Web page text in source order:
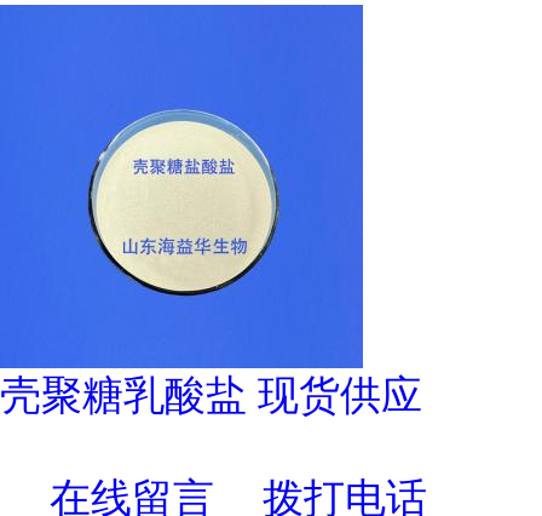
壳聚糖乳酸盐 现货供应
在线留言 拨打电话